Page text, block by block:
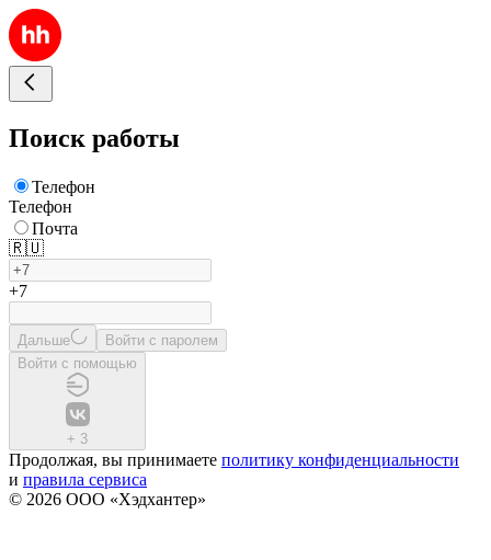
Поиск работы
Телефон
Телефон
Почта
🇷🇺
+7
Дальше
Войти с паролем
Войти с помощью
+ 3
Продолжая, вы принимаете политику конфиденциальности
и правила сервиса
© 2026 ООО «Хэдхантер»